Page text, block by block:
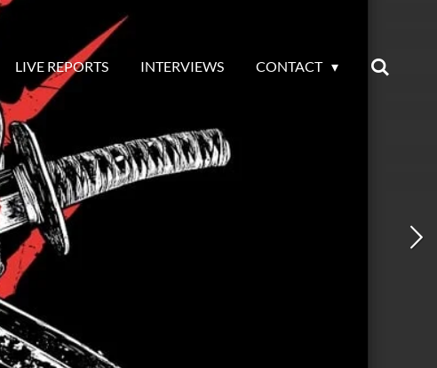
LIVE REPORTS INTERVIEWS CONTACT